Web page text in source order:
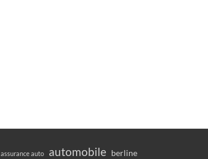
assurance auto automobile berline